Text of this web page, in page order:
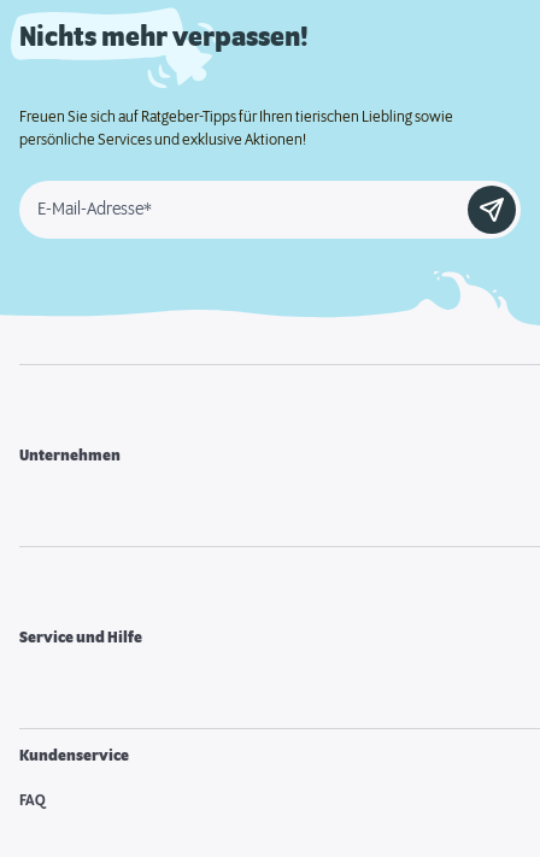
Nichts mehr verpassen!
Freuen Sie sich auf Ratgeber-Tipps für Ihren tierischen Liebling sowie
persönliche Services und exklusive Aktionen!
E-Mail-Adresse*
Unternehmen
Service und Hilfe
Kundenservice
FAQ